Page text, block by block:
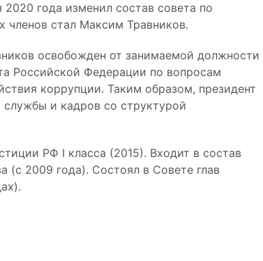
года изменил состав совета по
стал Максим Травников.
освобожден от занимаемой должности
Российской Федерации по вопросам
коррупции. Таким образом, президент
службы и кадров со структурой
РФ I класса (2015). Входит в состав
(с 2009 года). Состоял в Совете глав